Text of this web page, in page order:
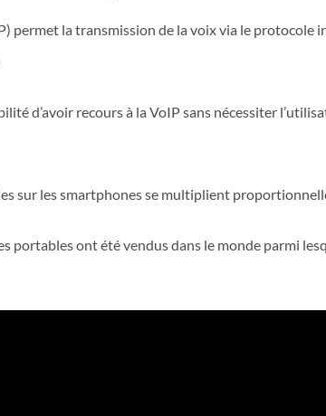
permet la transmission de la voix via le
d’avoir recours à la VoIP sans nécessiter
sur les smartphones se multiplient
portables ont été vendus dans le monde parmi